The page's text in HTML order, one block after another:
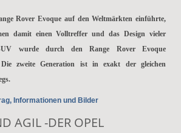
Rover Evoque auf den Weltmärkten einführte,
damit einen Volltreffer und das Design vieler
wurde durch den Range Rover Evoque
Die zweite Generation ist in exakt der gleichen
Informationen und Bilder
AGIL -DER OPEL